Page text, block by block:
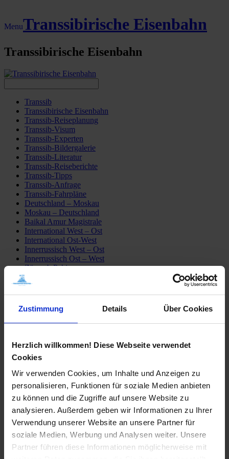
Zustimmung Details Über Cookies
Herzlich willkommen! Diese Webseite verwendet
Cookies
Wir verwenden Cookies, um Inhalte und Anzeigen zu
personalisieren, Funktionen für soziale Medien anbieten
zu können und die Zugriffe auf unsere Website zu
analysieren. Außerdem geben wir Informationen zu Ihrer
Verwendung unserer Website an unsere Partner für
soziale Medien, Werbung und Analysen weiter. Unsere
Partner führen diese Informationen möglicherweise mit
MenuTranssibirische Eisenbahn
Transsibirische Eisenbahn
Transsib
Transsibirische Eisenbahn
Transsib-Reiseplanung
Transsib-Visum
Transsib-Experten
Transsib-Bildergalerie
Transsib-Literatur
Transsib-Reiseberichte
Transsib-Tipps
Transsib-Anfrage
Transsib-Fahrpläne
Deutschland – Moskau
Moskau – Deutschland
Baikal Amur Magistrale
International West – Ost
International Ost-West
Innerrussisch West – Ost
Innerrussisch Ost – West
Züge ab Peking
Detailfahrpläne
Transsib Preise & Kosten
Preise
Hotel
Privatunterkunft
Tagesausflüge
Sibirien erleben
Fähre Wladiwostok – Japan
Mögliche Transsib Routen
Alle Routen
Moskau – Peking
Peking – Moskau
St. Petersburg – Irkutsk
Moskau – Ulaan Baatar
Moskau – Wladiwostok
Transsib-Gruppenreisen
Im Linienzug
Im Sonderzug Zarengold
Katalogbestellung